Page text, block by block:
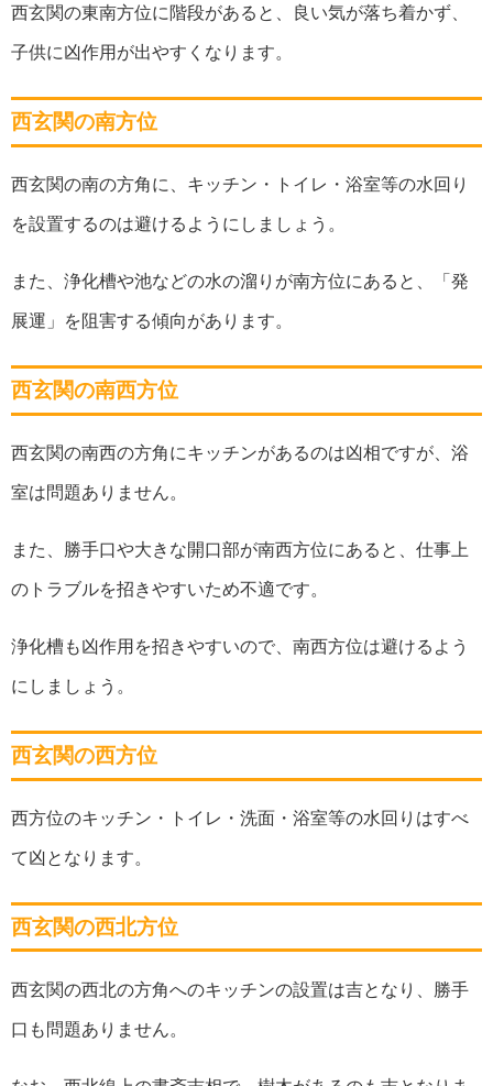
西玄関の東南方位に階段があると、良い気が落ち着かず、
子供に凶作用が出やすくなります。
西玄関の南方位
西玄関の南の方角に、キッチン・トイレ・浴室等の水回り
を設置するのは避けるようにしましょう。
また、 浄化槽や池などの水の溜りが南方位にあると、「発
展運」を阻害する傾向があります。
西玄関の南西方位
西玄関の南西の方角にキッチンがあるのは凶相ですが、浴
室は問題ありません。
また、 勝手口や大きな開口部が南西方位にあると、仕事上
のトラブルを招きやすいため不適です。
浄化槽も凶作用を招きやすいので、南西方位は避けるよう
にしましょう。
西玄関の西方位
西方位のキッチン・トイレ・洗面・浴室等の水回りはすべ
て凶となります。
西玄関の西北方位
西玄関の西北の方角へのキッチンの設置は吉となり、勝手
口も問題ありません。